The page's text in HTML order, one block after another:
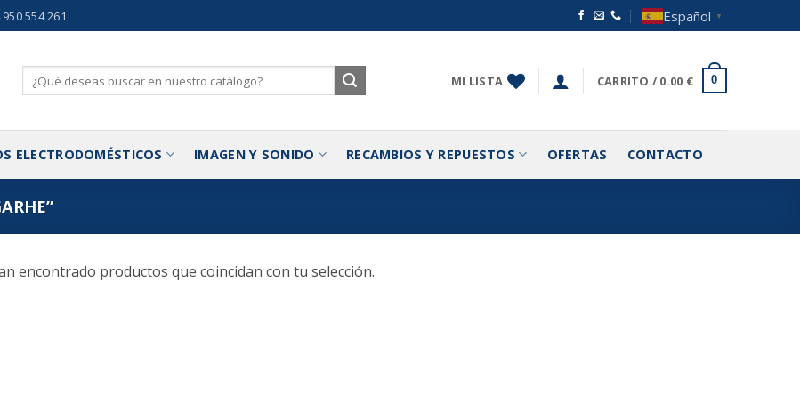
554 261 Español ▼
Buscar
por:
MI LISTA CARRITO / 0.00 € 0
ELECTRODOMÉSTICOS IMAGEN Y SONIDO RECAMBIOS Y REPUESTOS OFERTAS CONTACTO
encontrado productos que coincidan con tu selección.